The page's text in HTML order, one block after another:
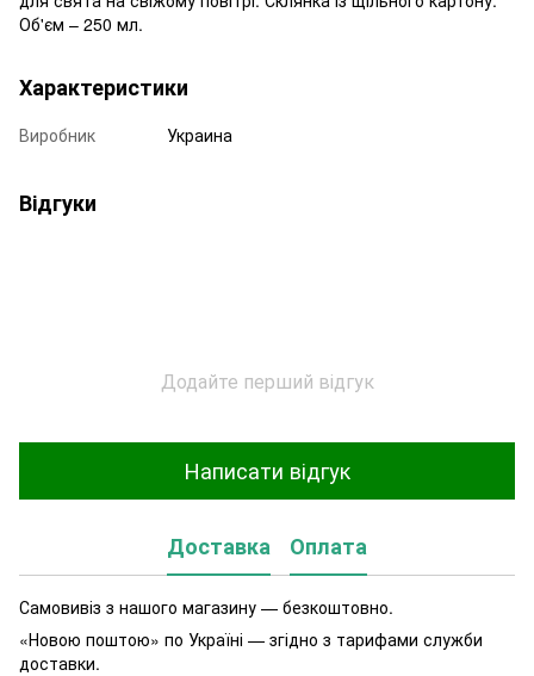
Об'єм – 250 мл.
Характеристики
Виробник Украина
Відгуки
Додайте перший відгук
Написати відгук
Доставка Оплата
Самовивіз з нашого магазину — безкоштовно.
«Новою поштою» по Україні — згідно з тарифами служби
доставки.